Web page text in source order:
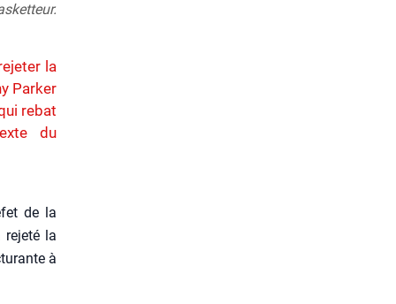
la
Parker
rebat
du
de la
reje­té la
à